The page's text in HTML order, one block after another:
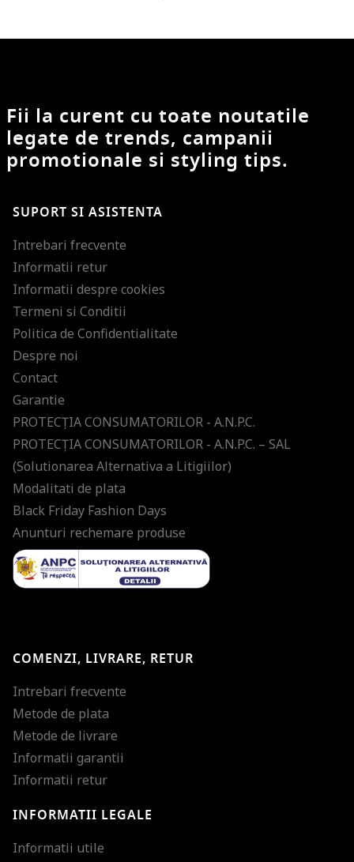
Fii la curent cu toate noutatile
legate de trends, campanii
promotionale si styling tips.
SUPORT SI ASISTENTA
Intrebari frecvente
Informatii retur
Informatii despre cookies
Termeni si Conditii
Politica de Confidentialitate
Despre noi
Contact
Garantie
PROTECŢIA CONSUMATORILOR - A.N.P.C.
PROTECŢIA CONSUMATORILOR - A.N.P.C. – SAL
(Solutionarea Alternativa a Litigiilor)
Modalitati de plata
Black Friday Fashion Days
Anunturi rechemare produse
COMENZI, LIVRARE, RETUR
Intrebari frecvente
Metode de plata
Metode de livrare
Informatii garantii
Informatii retur
INFORMATII LEGALE
Informatii utile